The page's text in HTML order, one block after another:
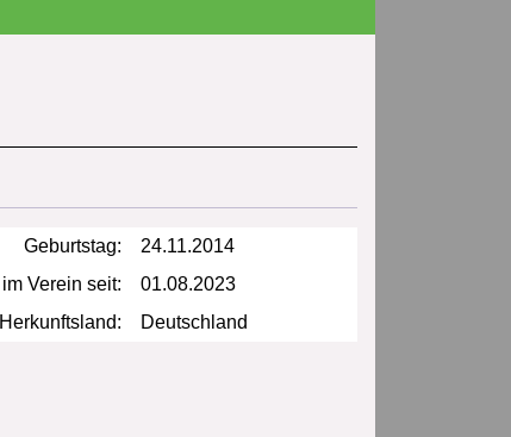
Geburtstag:
24.11.2014
im Verein seit:
01.08.2023
Herkunftsland:
Deutschland